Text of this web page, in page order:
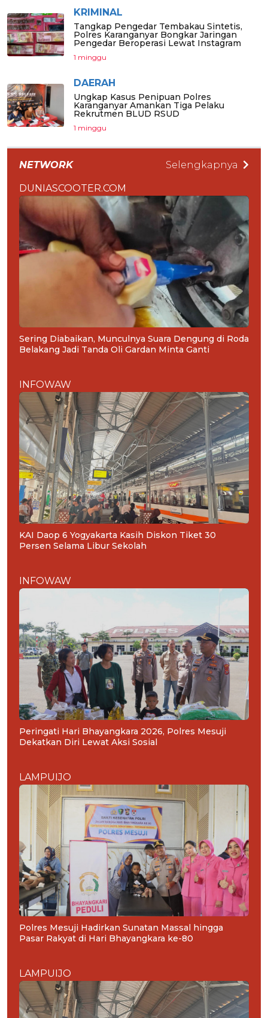
KRIMINAL
Tangkap Pengedar Tembakau Sintetis,
Polres Karanganyar Bongkar Jaringan
Pengedar Beroperasi Lewat Instagram
1 minggu
DAERAH
Ungkap Kasus Penipuan Polres
Karanganyar Amankan Tiga Pelaku
Rekrutmen BLUD RSUD
1 minggu
NETWORK Selengkapnya
DUNIASCOOTER.COM
Sering Diabaikan, Munculnya Suara Dengung di Roda
Belakang Jadi Tanda Oli Gardan Minta Ganti
INFOWAW
KAI Daop 6 Yogyakarta Kasih Diskon Tiket 30
Persen Selama Libur Sekolah
INFOWAW
Peringati Hari Bhayangkara 2026, Polres Mesuji
Dekatkan Diri Lewat Aksi Sosial
LAMPUIJO
Polres Mesuji Hadirkan Sunatan Massal hingga
Pasar Rakyat di Hari Bhayangkara ke-80
LAMPUIJO